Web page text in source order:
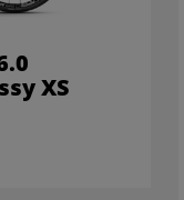
XS